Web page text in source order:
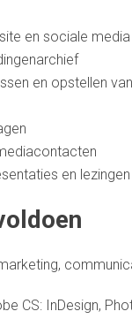
en sociale media
en opstellen
en lezingen
CS: InDesign,